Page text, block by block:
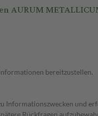
bereitzustellen.
Informationszwecken und
Rückfragen